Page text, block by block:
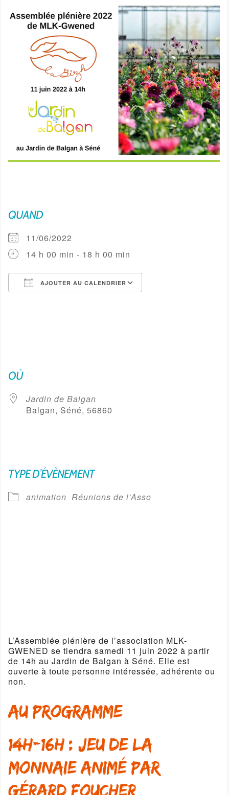
QUAND
11/06/2022
14 h 00 min - 18 h 00 min
AJOUTER AU CALENDRIER
OÙ
Jardin de Balgan
Balgan, Séné, 56860
TYPE D’ÉVÈNEMENT
animation Réunions de l'Asso
L’Assemblée plénière de l’association MLK-
GWENED se tiendra samedi 11 juin 2022 à partir
de 14h au Jardin de Balgan à Séné. Elle est
ouverte à toute personne intéressée, adhérente ou
non.
Au programme
14h-16h : Jeu de la
Monnaie animé par
Gérard Foucher